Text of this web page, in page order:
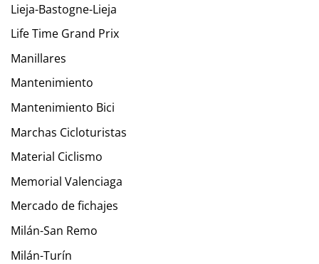
Lieja-Bastogne-Lieja
Life Time Grand Prix
Manillares
Mantenimiento
Mantenimiento Bici
Marchas Cicloturistas
Material Ciclismo
Memorial Valenciaga
Mercado de fichajes
Milán-San Remo
Milán-Turín